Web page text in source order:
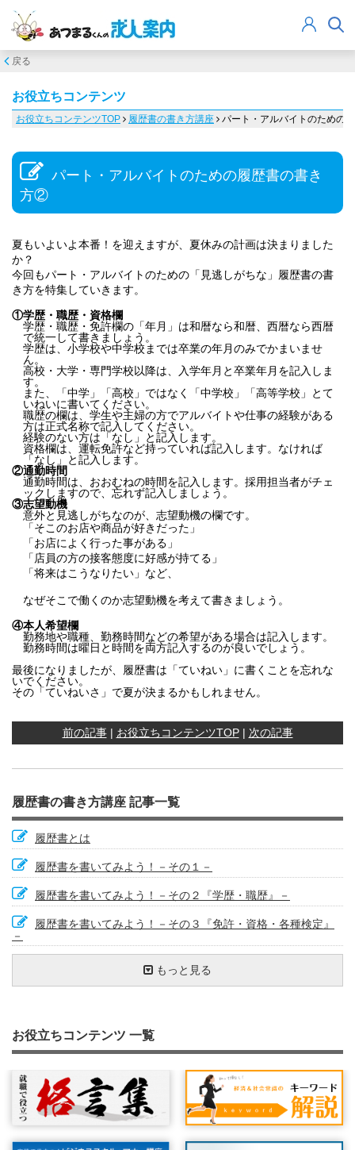
戻る
お役立ちコンテンツ
お役立ちコンテンツTOP 履歴書の書き方講座 パート・アルバイトのための
パート・アルバイトのための履歴書の書き
方②
夏もいよいよ本番！を迎えますが、夏休みの計画は決まりました
か？
今回もパート・アルバイトのための「見逃しがちな」履歴書の書
き方を特集していきます。
①学歴・職歴・資格欄
学歴・職歴・免許欄の「年月」は和暦なら和暦、西暦なら西暦
で統一して書きましょう。
学歴は、小学校や中学校までは卒業の年月のみでかまいませ
ん。
高校・大学・専門学校以降は、入学年月と卒業年月を記入しま
す。
また、「中学」「高校」ではなく「中学校」「高等学校」とて
いねいに書いてください。
職歴の欄は、学生や主婦の方でアルバイトや仕事の経験がある
方は正式名称で記入してください。
経験のない方は「なし」と記入します。
資格欄は、運転免許など持っていれば記入します。なければ
「なし」と記入します。
②通勤時間
通勤時間は、おおむねの時間を記入します。採用担当者がチェ
ックしますので、忘れず記入しましょう。
③志望動機
意外と見逃しがちなのが、志望動機の欄です。
「そこのお店や商品が好きだった」
「お店によく行った事がある」
「店員の方の接客態度に好感が持てる」
「将来はこうなりたい」など、
なぜそこで働くのか志望動機を考えて書きましょう。
④本人希望欄
勤務地や職種、勤務時間などの希望がある場合は記入します。
勤務時間は曜日と時間を両方記入するのが良いでしょう。
最後になりましたが、履歴書は「ていねい」に書くことを忘れな
いでください。
その「ていねいさ」で夏が決まるかもしれません。
前の記事| お役立ちコンテンツTOP| 次の記事
履歴書の書き方講座 記事一覧
履歴書とは
履歴書を書いてみよう！－その１－
履歴書を書いてみよう！－その２『学歴・職歴』－
履歴書を書いてみよう！－その３『免許・資格・各種検定』
－
履歴書を書いてみよう！－その４『志望動機、特技・趣味・
履歴書を点検しよう① ～履歴書を書く目的を考える～
履歴書を点検しよう② ～自分のトリセツを作る～
履歴書を点検しよう③ ～志望動機を確認する～
履歴書を点検しよう④ ～点検チェックリスト～
職務経歴書の構成（ストーリー）を考える
職務経歴書を書く際の外見（体裁）はどうするか
職務経歴書を書く際にこんな内容・表現は避けましょう
履歴書を送ろう① ～送り状の書き方～
文字量は適度に
パート・アルバイトのための履歴書の書き方①
パート・アルバイトのための履歴書の書き方②
自己分析をやってみよう①
履歴書の基本②
企業情報の見方－ホームページの活用①
企業情報の見方－ホームページの活用②
採用担当者にとって魅力的な履歴書とは
面接につながる履歴書とは
わかりやすく、素直に相手に伝える
志望動機の書き方～文章構成②
履歴書を送るときのひと工夫①
履歴書を送るときのひと工夫②～封筒編
こんな時はどうする？－退職が決まっている場合の履歴書の
書き方②
本人希望欄の書き方②
たくさんの履歴書を効果的に書く方法②
長所、短所欄の書き方
趣味・スポーツ・特技・好きな学科欄の書き方
簡潔に書く技術①
簡潔に書く技術②
志望動機で使えるキーワード①
志望動機を考えてみよう
やる気（モチベーション）をアップする方法①
やる気（モチベーション）をアップする方法②
履歴書書き方質問集① 転職回数が多い場合の履歴書の書き
履歴書書き方質問集② どこまで書いたら大丈夫？
やりたい仕事ができる会社を目指そう①
就職は結婚のようなもの？②
履歴書のはじまり
職務経歴書は自分自身のＰＲ
履歴書と個人情報保護①：個人情報保護法について
履歴書と個人情報保護②：不採用の時の履歴書の扱い
パート・アルバイトの志望動機の書き方①
パソコンの積極的活用②
履歴書の書き方で困ったとき
行政の窓口相談の事例
履歴書写真は見た目に気をつけよう、髪型や服装のポイント
履歴書写真を撮る際のポイント
迫力のある履歴書を書いてみよう
恥ずかしがらず、言い訳をしない
履歴書で重視される項目（パート・アルバイト）
履歴書で重視される項目（正社員）
もっと見る
お役立ちコンテンツ 一覧